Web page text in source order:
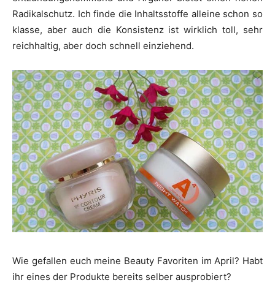
Radikalschutz. Ich finde die Inhaltsstoffe alleine schon so
klasse, aber auch die Konsistenz ist wirklich toll, sehr
reichhaltig, aber doch schnell einziehend.
Wie gefallen euch meine Beauty Favoriten im April? Habt
ihr eines der Produkte bereits selber ausprobiert?